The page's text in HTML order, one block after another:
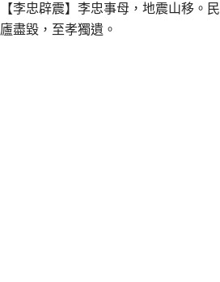
【李忠辟震】李忠事母，地震山移。民
廬盡毀，至孝獨遺。